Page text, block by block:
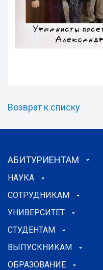
Возврат к списку
АБИТУРИЕНТАМ
НАУКА
СОТРУДНИКАМ
УНИВЕРСИТЕТ
СТУДЕНТАМ
ВЫПУСКНИКАМ
ОБРАЗОВАНИЕ